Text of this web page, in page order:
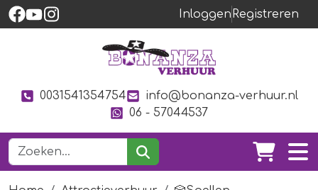
Inloggen Registreren
0031541354754
info@bonanza-verhuur.nl
06 - 57044537